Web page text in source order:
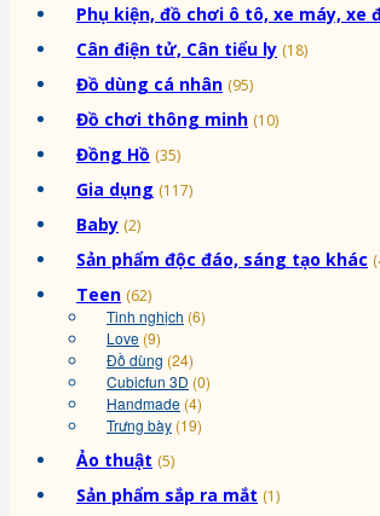
Phụ kiện, đồ chơi ô tô, xe máy, xe
Cân điện tử, Cân tiểu ly (18)
Đồ dùng cá nhân (95)
Đồ chơi thông minh (10)
Đồng Hồ (35)
Gia dụng (117)
Baby (2)
Sản phẩm độc đáo, sáng tạo khác
Teen (62)
Tinh nghịch (6)
Love (9)
Đồ dùng (24)
Cubicfun 3D (0)
Handmade (4)
Trưng bày (19)
Ảo thuật (5)
Sản phẩm sắp ra mắt (1)